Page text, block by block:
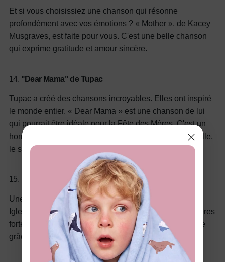
Et si vous choisissiez une chanson qui résonne
profondément avec vos émotions ? « Mother », de Kacey
Musgraves, est faite pour vous. C'est une belle chanson
qui exprime gratitude et amour sincère.
14. "Dear Mama" de Tupac
Tupac a créé des chansons incroyables. Elles ont inspiré
le monde entier. « Dear Mama » est une chanson de lui
qui pourrait être idéale pour la Fête des Mères. C'est un
hommage qui chante magnifiquement la force maternelle,
le sacrifice et l'amour éternel.
15. "Héros" d'Enrique Iglesias
Une autre chanson de la liste est « Hero » d'Enrique
Iglesias. Elle évoque l'altruisme et la protection des mères
fortes. Vous pouvez l'écouter et exprimer votre gratitude
grâce à ses paroles touchantes.